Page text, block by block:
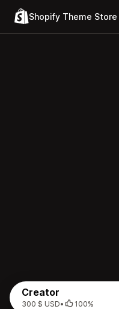
Shopify Theme Store
Creator
300 $ USD• 100%